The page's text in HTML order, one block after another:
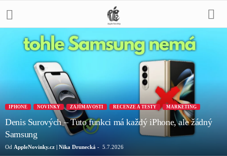
IPHONE NOVINKY ZAJÍMAVOSTI RECENZE A TESTY MARKETING
Denis Surových – Tuto funkci má každý iPhone, ale žádný
Samsung
Od AppleNovinky.cz | Nika Drunecká - 5.7.2026